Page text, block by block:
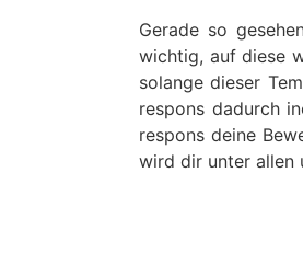
Gerade so
wichtig, auf diese
solange dieser
respons dadurch
respons deine
wird dir unter allen